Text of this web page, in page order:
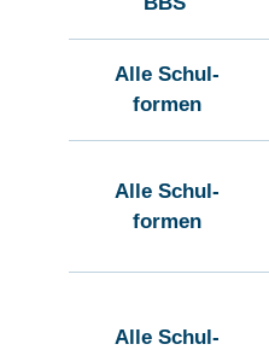
Alle Schul-
formen
Alle Schul-
formen
Alle Schul-